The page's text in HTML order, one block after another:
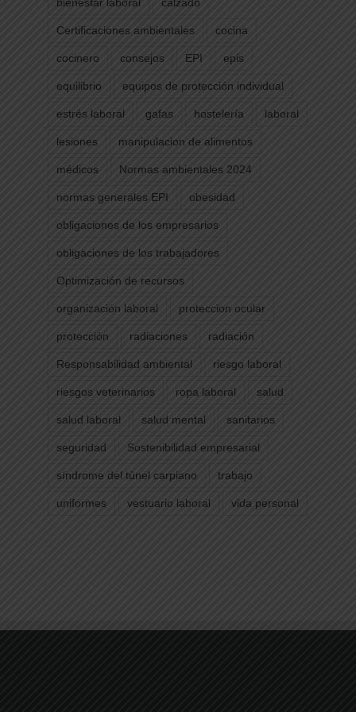
bienestar laboral calzado
Certificaciones ambientales cocina
cocinero consejos EPI epis
equilibrio equipos de protección individual
estrés laboral gafas hostelería laboral
lesiones manipulacion de alimentos
médicos Normas ambientales 2024
normas generales EPI obesidad
obligaciones de los empresarios
obligaciones de los trabajadores
Optimización de recursos
organización laboral proteccion ocular
protección radiaciones radiación
Responsabilidad ambiental riesgo laboral
riesgos veterinarios ropa laboral salud
salud laboral salud mental sanitarios
seguridad Sostenibilidad empresarial
síndrome del túnel carpiano trabajo
uniformes vestuario laboral vida personal